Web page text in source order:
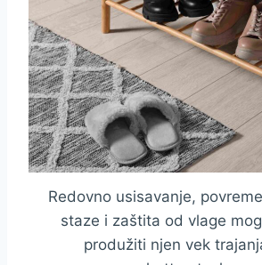
Redovno usisavanje,
staze i zaštita od vlage
produžiti njen vek